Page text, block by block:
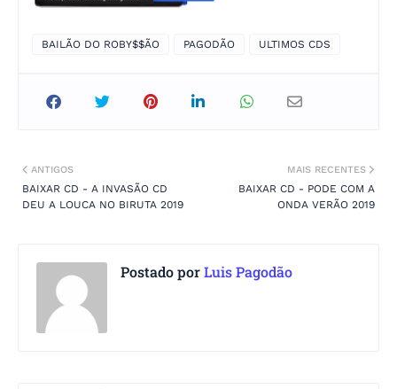
BAILÃO DO ROBY$$ÃO PAGODÃO ULTIMOS CDS
MAIS RECENTES
BAIXAR CD - PODE COM A
ONDA VERÃO 2019
ANTIGOS
BAIXAR CD - A INVASÃO CD
DEU A LOUCA NO BIRUTA 2019
Postado porLuis Pagodão